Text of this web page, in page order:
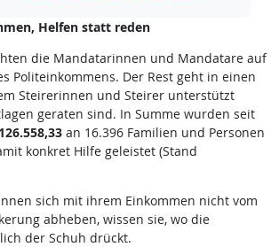
Helfen statt reden
die Mandatarinnen und Mandatare auf
Politeinkommens. Der Rest geht in einen
Steirerinnen und Steirer unterstützt
geraten sind. In Summe wurden seit
an 16.396 Familien und Personen
konkret Hilfe geleistet (Stand
sich mit ihrem Einkommen nicht vom
abheben, wissen sie, wo die
der Schuh drückt.